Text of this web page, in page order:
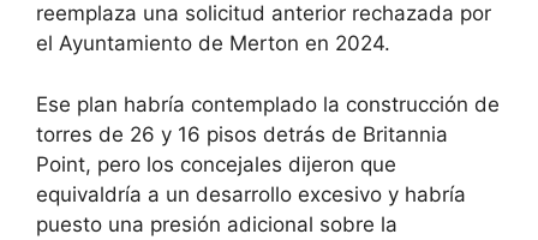
reemplaza una solicitud anterior rechazada por
el Ayuntamiento de Merton en 2024.
Ese plan habría contemplado la construcción de
torres de 26 y 16 pisos detrás de Britannia
Point, pero los concejales dijeron que
equivaldría a un desarrollo excesivo y habría
puesto una presión adicional sobre la